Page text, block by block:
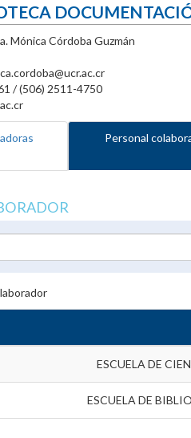
Mónica Córdoba Guzmán
/ (506) 2511-4750
Personal
ESCUELA DE
ESCUELA DE